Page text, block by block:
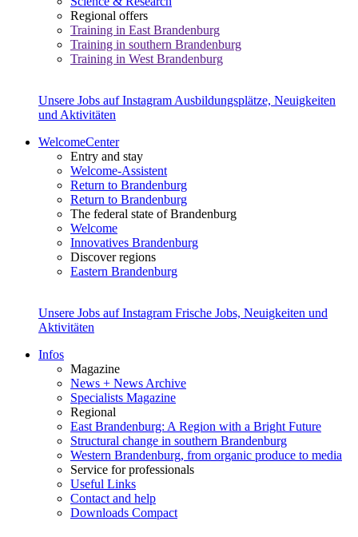
Regional offers
Training in East Brandenburg
Training in southern Brandenburg
Training in West Brandenburg
Unsere Jobs auf Instagram Ausbildungsplätze, Neuigkeiten
und Aktivitäten
WelcomeCenter
Entry and stay
Welcome-Assistent
Return to Brandenburg
Return to Brandenburg
The federal state of Brandenburg
Welcome
Innovatives Brandenburg
Discover regions
Eastern Brandenburg
Unsere Jobs auf Instagram Frische Jobs, Neuigkeiten und
Aktivitäten
Infos
Magazine
News + News Archive
Specialists Magazine
Regional
East Brandenburg: A Region with a Bright Future
Structural change in southern Brandenburg
Western Brandenburg, from organic produce to media
Service for professionals
Useful Links
Contact and help
Downloads Compact